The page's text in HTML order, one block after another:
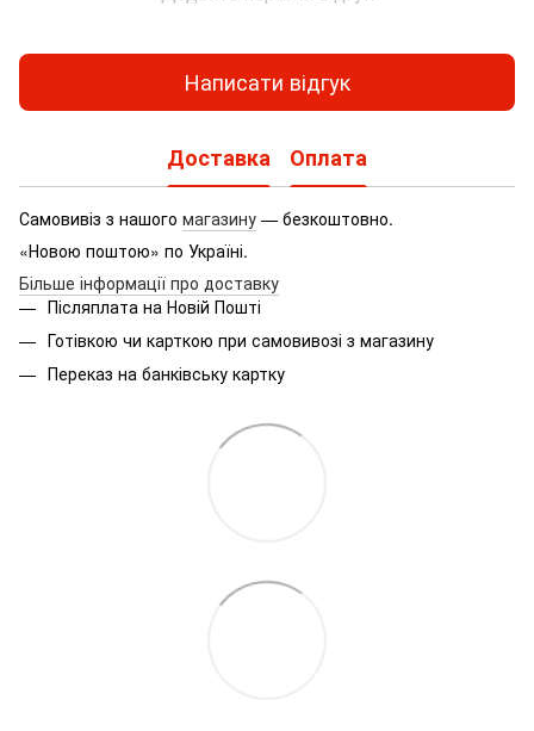
Написати відгук
Доставка Оплата
Самовивіз з нашого магазину — безкоштовно.
«Новою поштою» по Україні.
Більше інформації про доставку
Післяплата на Новій Пошті
Готівкою чи карткою при самовивозі з магазину
Переказ на банківську картку